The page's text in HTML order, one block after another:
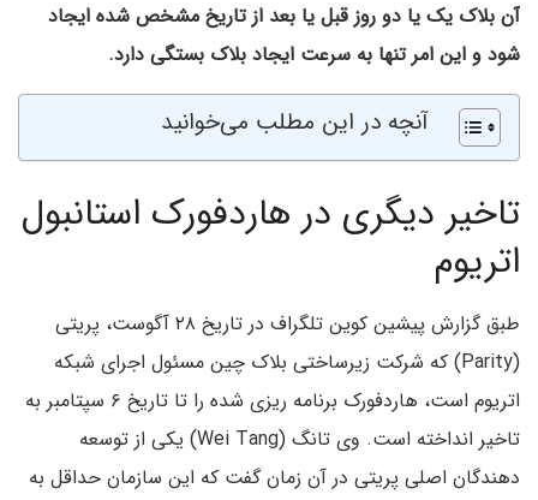
آن بلاک یک یا دو روز قبل یا بعد از تاریخ مشخص شده ایجاد
شود و این امر تنها به سرعت ایجاد بلاک بستگی دارد.
آنچه در این مطلب می‌خوانید
تاخیر دیگری در هاردفورک استانبول
اتریوم
طبق گزارش پیشین کوین تلگراف در تاریخ ۲۸ آگوست، پریتی
(Parity) که شرکت زیرساختی بلاک چین مسئول اجرای شبکه
اتریوم است، هاردفورک برنامه ریزی شده را تا تاریخ ۶ سپتامبر به
تاخیر انداخته است. وی تانگ (Wei Tang) یکی از توسعه
دهندگان اصلی پریتی در آن زمان گفت که این سازمان حداقل به